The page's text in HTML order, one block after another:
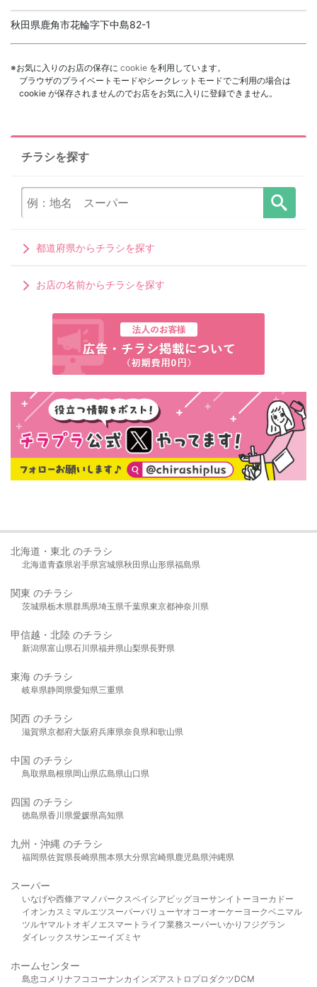
秋田県鹿角市花輪字下中島82-1
※お気に入りのお店の保存に cookie を利用しています。
ブラウザのプライベートモードやシークレットモードでご利用の場合は
cookie が保存されませんのでお店をお気に入りに登録できません。
チラシを探す
都道府県からチラシを探す
お店の名前からチラシを探す
北海道・東北 のチラシ
北海道青森県岩手県宮城県秋田県山形県福島県
関東 のチラシ
茨城県栃木県群馬県埼玉県千葉県東京都神奈川県
甲信越・北陸 のチラシ
新潟県富山県石川県福井県山梨県長野県
東海 のチラシ
岐阜県静岡県愛知県三重県
関西 のチラシ
滋賀県京都府大阪府兵庫県奈良県和歌山県
中国 のチラシ
鳥取県島根県岡山県広島県山口県
四国 のチラシ
徳島県香川県愛媛県高知県
九州・沖縄 のチラシ
福岡県佐賀県長崎県熊本県大分県宮崎県鹿児島県沖縄県
スーパー
いなげや西條アマノパークスベイシア ビッグヨーサンイトーヨーカドー
イオンカスミ マルエツスーパーバリューヤオコーオーケー ヨークベニマル
ツルヤマルト オギノ エスマート ライフ業務スーパーいかり フジグラン
ダイレックスサンエーイズミヤ
ホームセンター
島忠 コメリ ナフコ コーナンカインズアストロプロダクツDCM